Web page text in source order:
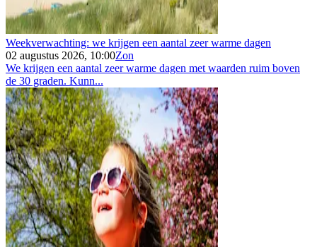
Weekverwachting: we krijgen een aantal zeer warme dagen
02 augustus 2026, 10:00Zon
We krijgen een aantal zeer warme dagen met waarden ruim boven
de 30 graden. Kunn...